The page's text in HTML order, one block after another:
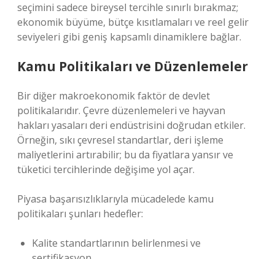
seçimini sadece bireysel tercihle sınırlı bırakmaz;
ekonomik büyüme, bütçe kısıtlamaları ve reel gelir
seviyeleri gibi geniş kapsamlı dinamiklere bağlar.
Kamu Politikaları ve Düzenlemeler
Bir diğer makroekonomik faktör de devlet
politikalarıdır. Çevre düzenlemeleri ve hayvan
hakları yasaları deri endüstrisini doğrudan etkiler.
Örneğin, sıkı çevresel standartlar, deri işleme
maliyetlerini artırabilir; bu da fiyatlara yansır ve
tüketici tercihlerinde değişime yol açar.
Piyasa başarısızlıklarıyla mücadelede kamu
politikaları şunları hedefler:
Kalite standartlarının belirlenmesi ve